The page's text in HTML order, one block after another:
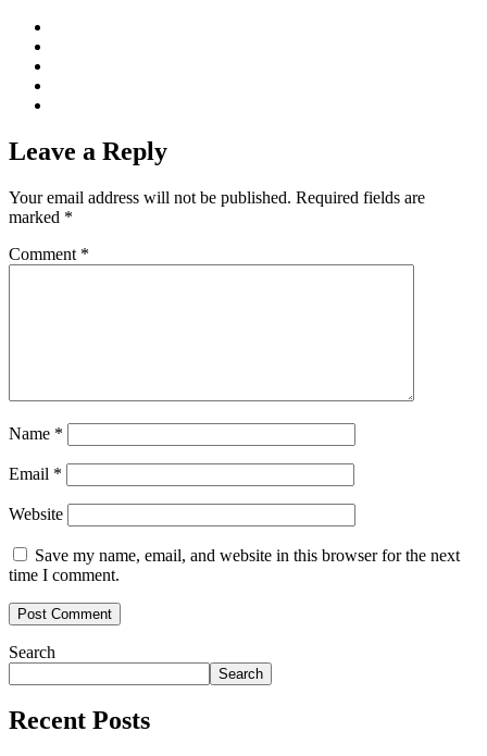
Leave a Reply
Your email address will not be published. Required fields are
marked *
Comment *
Name *
Email *
Website
Save my name, email, and website in this browser for the next
time I comment.
Search
Search
Recent Posts